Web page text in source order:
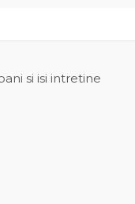
si isi intretine